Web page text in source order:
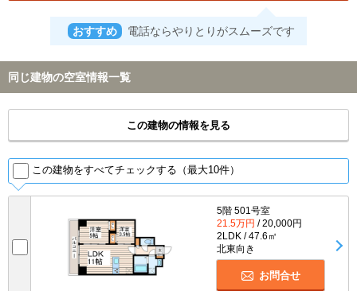
おすすめ 電話ならやりとりがスムーズです
同じ建物の空室情報一覧
この建物の情報を見る
この建物をすべてチェックする（最大10件）
5階 501号室
21.5万円 / 20,000円
2LDK / 47.6㎡
北東向き
お問合せ